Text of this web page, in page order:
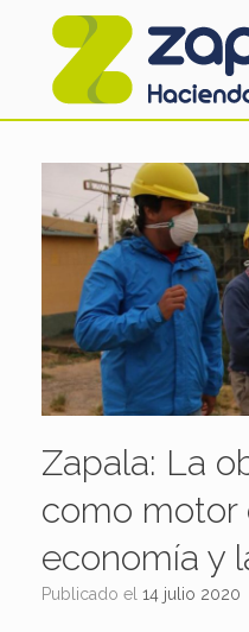
Zapala: La
como motor
economía y
Publicado el 14 julio 2020